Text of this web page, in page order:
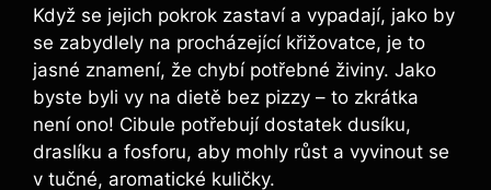
Když se jejich ‍pokrok‌ zastaví‌ a vypadají, jako by
se zabydlely na procházející‌ křižovatce, je to
jasné znamení, že chybí​ potřebné živiny. Jako
byste byli ‌vy na dietě bez pizzy​ –​ to zkrátka
není ono! Cibule potřebují dostatek dusíku,⁤
draslíku⁤ a fosforu, aby mohly ⁢růst⁢ a vyvinout se
v tučné, aromatické kuličky.